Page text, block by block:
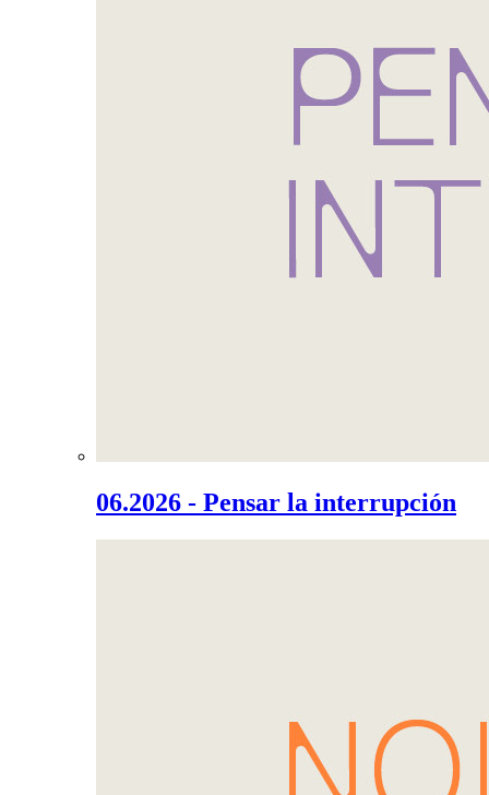
06.2026 - Pensar la interrupción